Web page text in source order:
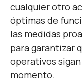
cualquier otro
óptimas de
las medidas
para garantizar
operativos
momento.